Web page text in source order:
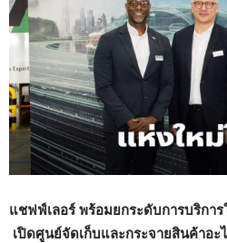
แชฟฟ์เลอร์ พร้อมยกระดับการบริกา
เปิดศูนย์จัดเก็บและกระจายสินค้าอ